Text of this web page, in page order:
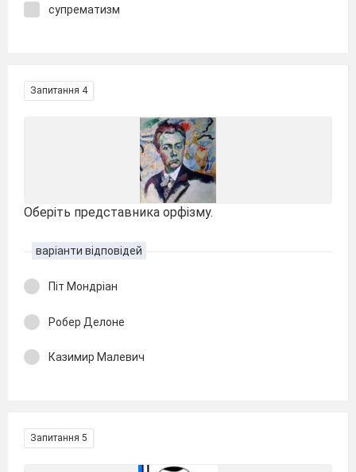
супрематизм
Запитання 4
Оберіть представника орфізму.
варіанти відповідей
Піт Мондріан
Робер Делоне
Казимир Малевич
Запитання 5